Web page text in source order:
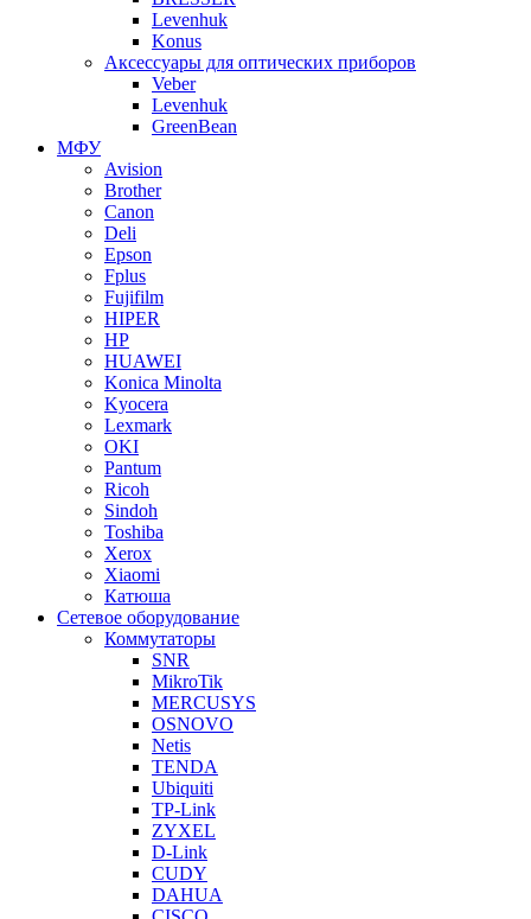
Levenhuk
Konus
Аксессуары для оптических приборов
Veber
Levenhuk
GreenBean
МФУ
Avision
Brother
Canon
Deli
Epson
Fplus
Fujifilm
HIPER
HP
HUAWEI
Konica Minolta
Kyocera
Lexmark
OKI
Pantum
Ricoh
Sindoh
Toshiba
Xerox
Xiaomi
Катюша
Сетевое оборудование
Коммутаторы
SNR
MikroTik
MERCUSYS
OSNOVO
Netis
TENDA
Ubiquiti
TP-Link
ZYXEL
D-Link
CUDY
DAHUA